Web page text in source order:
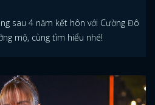
sau 4 năm kết hôn với Cường Đô
mộ, cùng tìm hiểu nhé!